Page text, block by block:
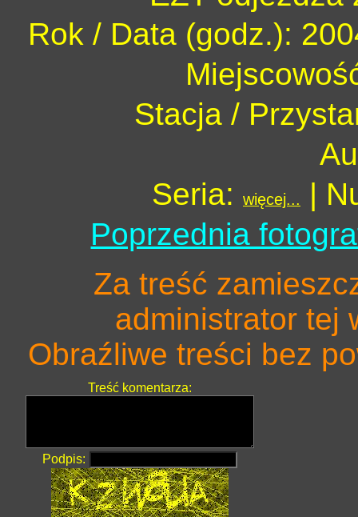
Rok / Data (godz.):
Stacja /
Seria:
więcej...
|
Poprzednia
Za treść
administrator tej
Obraźliwe treści bez
Treść komentarza:
Podpis: